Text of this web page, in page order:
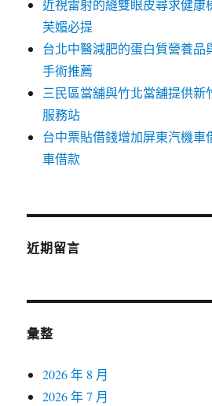
近視雷射的縫雙眼皮尋求健康
芙媚必提
台北中醫減肥的蛋白質營養品
手術推薦
三民區當舖與竹北當舖提供新
服務站
台中票貼借錢增加屏東汽機車
車借款
近期留言
彙整
2026 年 8 月
2026 年 7 月